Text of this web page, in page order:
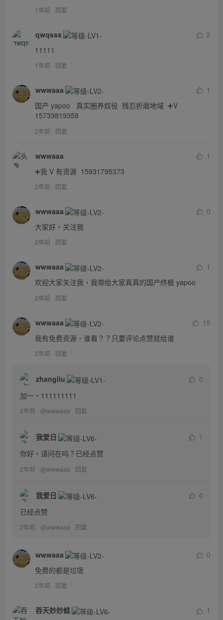
1年前 回复
qwqsss
2
11111
1年前 回复
wwwaaa
1
国产 yapoo   真实圈养奴役  残忍折磨地域  ➕V
15733819358
2年前 回复
wwwaaa
1
➕我 V 有资源  15931795373
2年前 回复
wwwaaa
0
大家好，关注我
2年前 回复
wwwaaa
1
欢迎大家关注我，我带给大家真真的国产终极 yapoo
2年前 回复
wwwaaa
15
我有免费资源，谁看？？只要评论点赞就给谁
2年前 回复
zhangliu
0
加一，111111111
2年前 @wwwaaa 回复
我爱日
1
你好，请问在吗？已经点赞
2年前 @wwwaaa 回复
我爱日
0
已经点赞
2年前 @wwwaaa 回复
wwwaaa
0
免费的都是垃圾
2年前 回复
吞天妙妙蛙
1